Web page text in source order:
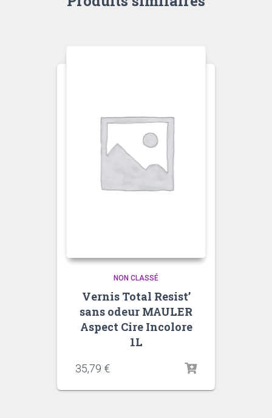
NON CLASSÉ
Vernis Total Resist’
sans odeur MAULER
Aspect Cire Incolore
1L
35,79 €